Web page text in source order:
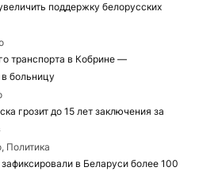
поддержку белорусских
транспорта в Кобрине —
больницу
грозит до 15 лет заключения за
Политика
в Беларуси более 100